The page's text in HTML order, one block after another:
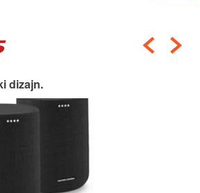
dizajn.